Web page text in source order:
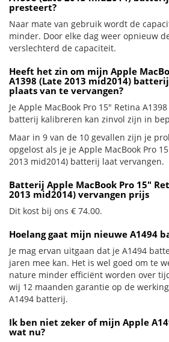
presteert?
Naar mate van gebruik wordt de
minder. Door elke dag weer opnieuw
verslechterd de capaciteit.
Heeft het zin om mijn Apple
A1398 (Late 2013 mid2014)
plaats van te vervangen?
Je Apple MacBook Pro 15" Retina
batterij kalibreren kan zinvol zijn in
Maar in 9 van de 10 gevallen zijn je
opgelost als je je Apple MacBook Pro
2013 mid2014) batterij laat vervangen.
Batterij Apple MacBook Pro 15"
2013 mid2014) vervangen prijs
Dit kost bij ons € 74.00.
Hoelang gaat mijn nieuwe A1494
Je mag ervan uitgaan dat je A1494
jaren mee kan. Het is wel goed om te
nature minder efficiënt worden over
wij 12 maanden garantie op de
A1494 batterij.
Ik ben niet zeker of mijn Apple
wat nu?